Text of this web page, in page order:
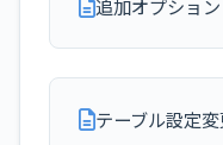
追加オプショ
テーブル設定